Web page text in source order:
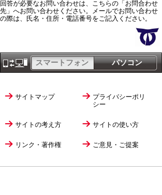
回答が必要なお問い合わせは、こちらの「お問合わせ
先」へお問い合わせください。メールでお問い合わせ
の際は、氏名・住所・電話番号をご記入ください。
パソコン
スマートフォン
サイトマップ
プライバシーポリ
シー
サイトの考え方 サイトの使い方
リンク・著作権 ご意見・ご提案